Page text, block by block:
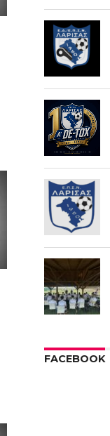
FACEBOOK